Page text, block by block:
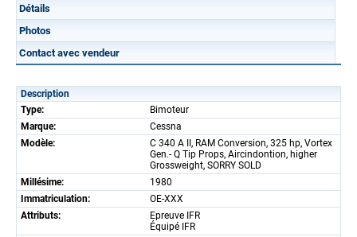
Détails
Photos
Contact avec vendeur
Description
Type:
Bimoteur
Marque:
Cessna
Modèle:
C 340 A II, RAM Conversion, 325 hp, Vortex
Gen.- Q Tip Props, Aircindontion, higher
Grossweight, SORRY SOLD
Millésime:
1980
Immatriculation:
OE-XXX
Attributs:
Epreuve IFR
Équipé IFR